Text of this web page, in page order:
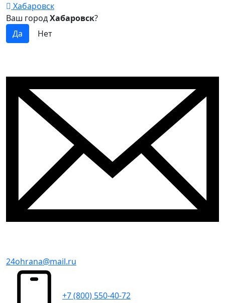
Хабаровск
Ваш городХабаровск?
24ohrana@mail.ru
+7 (800) 550-40-72